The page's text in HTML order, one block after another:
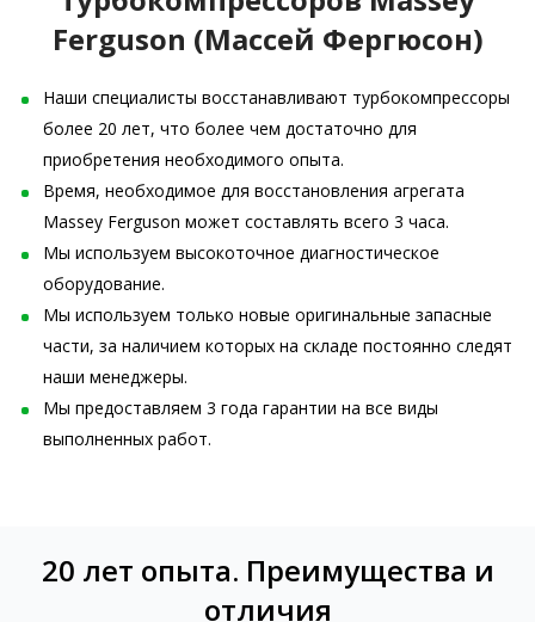
Ferguson (Массей Фергюсон)
Наши специалисты восстанавливают турбокомпрессоры
более 20 лет, что более чем достаточно для
приобретения необходимого опыта.
Время, необходимое для восстановления агрегата
Massey Ferguson может составлять всего 3 часа.
Мы используем высокоточное диагностическое
оборудование.
Мы используем только новые оригинальные запасные
части, за наличием которых на складе постоянно следят
наши менеджеры.
Мы предоставляем 3 года гарантии на все виды
выполненных работ.
20 лет опыта. Преимущества и
отличия